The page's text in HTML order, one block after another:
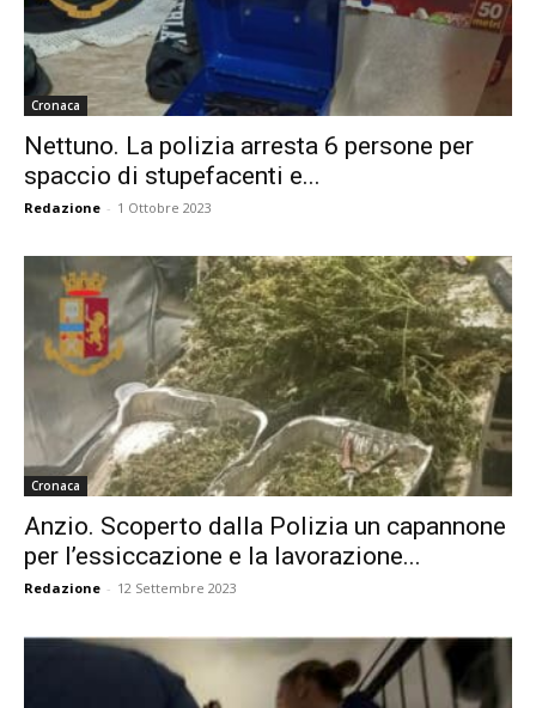
Cronaca
Nettuno. La polizia arresta 6 persone per
spaccio di stupefacenti e...
Redazione - 1 Ottobre 2023
Cronaca
Anzio. Scoperto dalla Polizia un capannone
per l’essiccazione e la lavorazione...
Redazione - 12 Settembre 2023